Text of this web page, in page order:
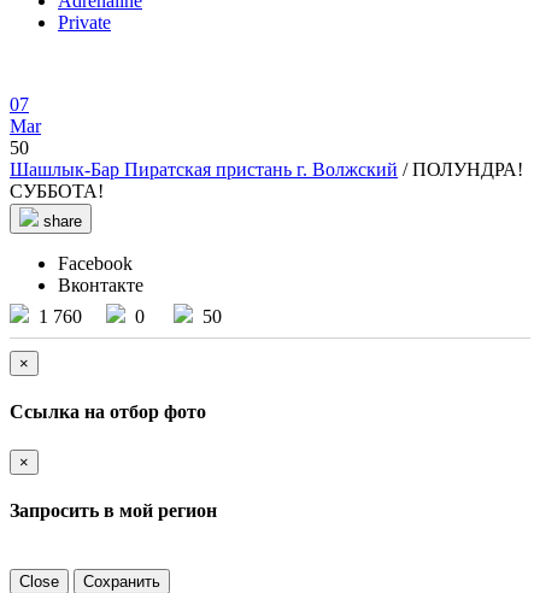
Private
07
Mar
50
Шашлык-Бар Пиратская пристань г. Волжский / ПОЛУНДРА!
СУББОТА!
share
Facebook
Вконтакте
1 760
0 50
×
Ссылка на отбор фото
×
Запросить в мой регион
Close Сохранить